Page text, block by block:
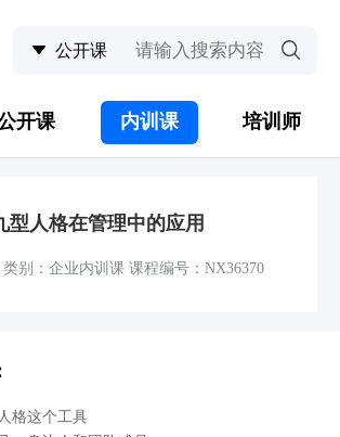
开课 内训课 培训师
型人格在管理中的应用
别：企业内训课 课程编号：NX36370
格这个工具